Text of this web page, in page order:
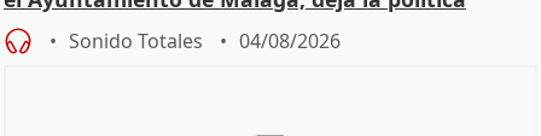
Sonido Totales 04/08/2026